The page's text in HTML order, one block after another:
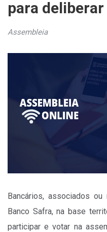
para
Assembleia
Bancários, associados
Banco Safra, na base
participar e votar na